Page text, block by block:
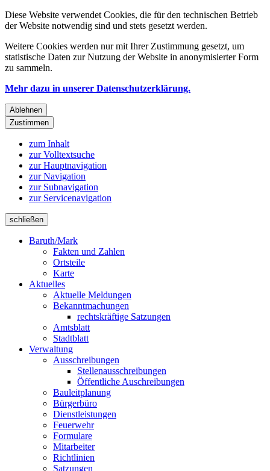
Diese Website verwendet Cookies, die für den technischen Betrieb
der Website notwendig sind und stets gesetzt werden.
Weitere Cookies werden nur mit Ihrer Zustimmung gesetzt, um
statistische Daten zur Nutzung der Website in anonymisierter Form
zu sammeln.
Mehr dazu in unserer Datenschutzerklärung.
Ablehnen
Zustimmen
zum Inhalt
zur Volltextsuche
zur Hauptnavigation
zur Navigation
zur Subnavigation
zur Servicenavigation
schließen
Baruth/Mark
Fakten und Zahlen
Ortsteile
Karte
Aktuelles
Aktuelle Meldungen
Bekanntmachungen
rechtskräftige Satzungen
Amtsblatt
Stadtblatt
Verwaltung
Ausschreibungen
Stellenausschreibungen
Öffentliche Auschreibungen
Bauleitplanung
Bürgerbüro
Dienstleistungen
Feuerwehr
Formulare
Mitarbeiter
Richtlinien
Satzungen